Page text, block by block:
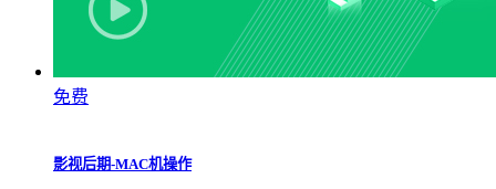
免费
影视后期-MAC机操作